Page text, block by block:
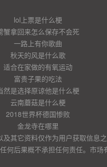
lol上票是什么梗
蟹拿回来怎么保存不会死
一路上有你歌曲
秋天的风是什么歌
适合在家做的有氧运动
富贵子果的吃法
然是选择原谅他是什么梗
云南蘑菇是什么梗
2018世界杯德国惨败
金龙寺在哪里
其它资料仅作为用户获取信息
何后果概不承担任何责任。市场